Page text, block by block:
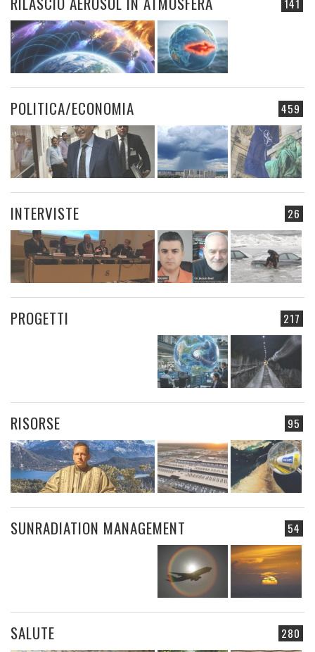
141
459
POLITICA/ECONOMIA
26
INTERVISTE
217
PROGETTI
95
RISORSE
54
SUNRADIATION MANAGEMENT
280
SALUTE